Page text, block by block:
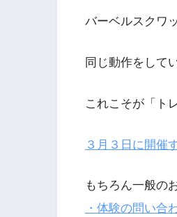
バーベルスクワ
同じ動作をして
これこそが「ト
３月３日に開催
もちろん一般の
・体験の問い合